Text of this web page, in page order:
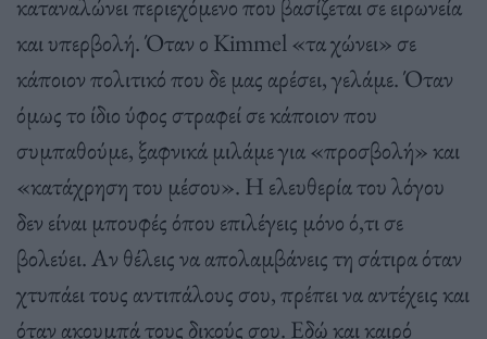
και υπερβολή. Όταν ο Kimmel «τα χώνει» σε
κάποιον πολιτικό που δε μας αρέσει, γελάμε. Όταν
όμως το ίδιο ύφος στραφεί σε κάποιον που
συμπαθούμε, ξαφνικά μιλάμε για «προσβολή» και
«κατάχρηση του μέσου». Η ελευθερία του λόγου
δεν είναι μπουφές όπου επιλέγεις μόνο ό,τι σε
βολεύει. Αν θέλεις να απολαμβάνεις τη σάτιρα όταν
χτυπάει τους αντιπάλους σου, πρέπει να αντέχεις και
όταν ακουμπά τους δικούς σου. Εδώ και καιρό